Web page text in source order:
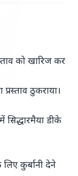
करते हुए
को खारिज कर
ठुकराया।
सिद्धारमैया डीके
कुर्बानी देने